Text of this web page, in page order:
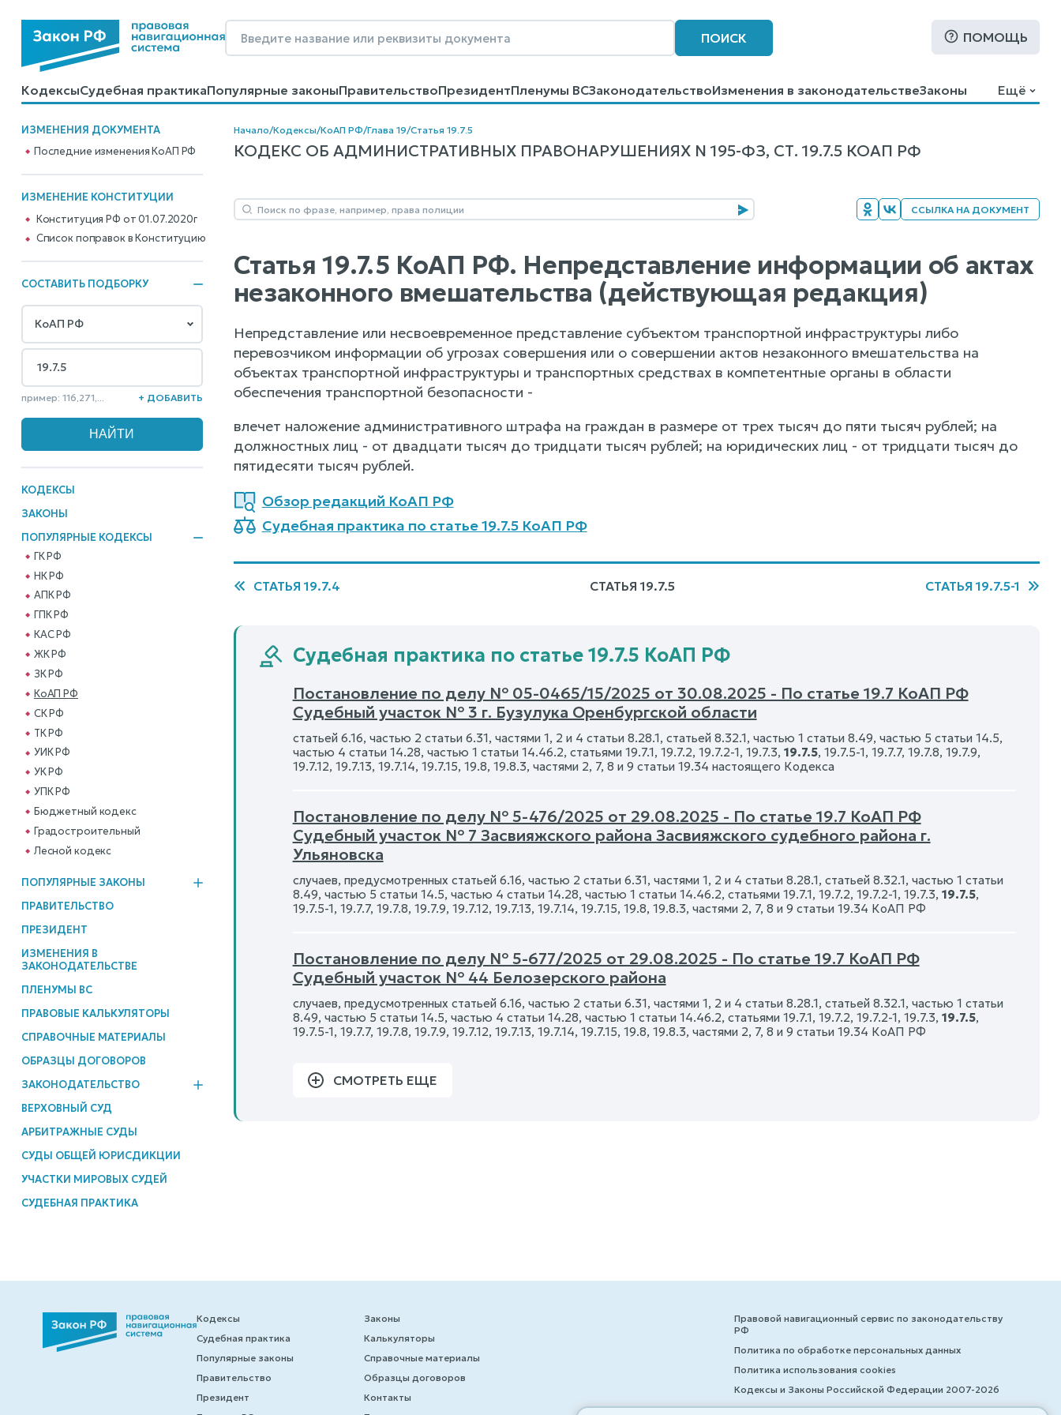
ПОИСК ПОМОЩЬ
КодексыСудебная практикаПопулярные законыПравительствоПрезидентПленумы ВСЗаконодательствоИзменения в законодательствеЗаконы
КалькуляторыСправочные материалыОбразцы договоровКонтактыПомощьПоиск
Ещё
ИЗМЕНЕНИЯ ДОКУМЕНТА
Последние изменения КоАП РФ
ИЗМЕНЕНИЕ КОНСТИТУЦИИ
Конституция РФ от 01.07.2020г
Cписок поправок в Конституцию
СОСТАВИТЬ ПОДБОРКУ
пример: 116,271,... + ДОБАВИТЬ
КОДЕКСЫ
ЗАКОНЫ
ПОПУЛЯРНЫЕ КОДЕКСЫ
ГК РФ
НК РФ
АПК РФ
ГПК РФ
КАС РФ
ЖК РФ
ЗК РФ
КоАП РФ
СК РФ
ТК РФ
УИК РФ
УК РФ
УПК РФ
Бюджетный кодекс
Градостроительный
Лесной кодекс
ПОПУЛЯРНЫЕ ЗАКОНЫ
ПРАВИТЕЛЬСТВО
ПРЕЗИДЕНТ
ИЗМЕНЕНИЯ В
ЗАКОНОДАТЕЛЬСТВЕ
ПЛЕНУМЫ ВС
ПРАВОВЫЕ КАЛЬКУЛЯТОРЫ
СПРАВОЧНЫЕ МАТЕРИАЛЫ
ОБРАЗЦЫ ДОГОВОРОВ
ЗАКОНОДАТЕЛЬСТВО
ВЕРХОВНЫЙ СУД
АРБИТРАЖНЫЕ СУДЫ
СУДЫ ОБЩЕЙ ЮРИСДИКЦИИ
УЧАСТКИ МИРОВЫХ СУДЕЙ
СУДЕБНАЯ ПРАКТИКА
Начало/Кодексы/КоАП РФ/Глава 19/Статья 19.7.5
КОДЕКС ОБ АДМИНИСТРАТИВНЫХ ПРАВОНАРУШЕНИЯХ N 195-ФЗ, СТ. 19.7.5 КОАП РФ
ССЫЛКА НА ДОКУМЕНТ
Статья 19.7.5 КоАП РФ. Непредставление информации об актах
незаконного вмешательства (действующая редакция)
Непредставление или несвоевременное представление субъектом транспортной инфраструктуры либо
перевозчиком информации об угрозах совершения или о совершении актов незаконного вмешательства на
объектах транспортной инфраструктуры и транспортных средствах в компетентные органы в области
обеспечения транспортной безопасности -
влечет наложение административного штрафа на граждан в размере от трех тысяч до пяти тысяч рублей; на
должностных лиц - от двадцати тысяч до тридцати тысяч рублей; на юридических лиц - от тридцати тысяч до
пятидесяти тысяч рублей.
Обзор редакций КоАП РФ
Судебная практика по статье 19.7.5 КоАП РФ
СТАТЬЯ 19.7.4 СТАТЬЯ 19.7.5 СТАТЬЯ 19.7.5-1
Судебная практика по статье 19.7.5 КоАП РФ
Постановление по делу № 05-0465/15/2025 от 30.08.2025 - По статье 19.7 КоАП РФ
Судебный участок № 3 г. Бузулука Оренбургской области
статьей 6.16, частью 2 статьи 6.31, частями 1, 2 и 4 статьи 8.28.1, статьей 8.32.1, частью 1 статьи 8.49, частью 5 статьи 14.5,
частью 4 статьи 14.28, частью 1 статьи 14.46.2, статьями 19.7.1, 19.7.2, 19.7.2-1, 19.7.3, 19.7.5, 19.7.5-1, 19.7.7, 19.7.8, 19.7.9,
19.7.12, 19.7.13, 19.7.14, 19.7.15, 19.8, 19.8.3, частями 2, 7, 8 и 9 статьи 19.34 настоящего Кодекса
Постановление по делу № 5-476/2025 от 29.08.2025 - По статье 19.7 КоАП РФ
Судебный участок № 7 Засвияжского района Засвияжского судебного района г.
Ульяновска
случаев, предусмотренных статьей 6.16, частью 2 статьи 6.31, частями 1, 2 и 4 статьи 8.28.1, статьей 8.32.1, частью 1 статьи
8.49, частью 5 статьи 14.5, частью 4 статьи 14.28, частью 1 статьи 14.46.2, статьями 19.7.1, 19.7.2, 19.7.2-1, 19.7.3, 19.7.5,
19.7.5-1, 19.7.7, 19.7.8, 19.7.9, 19.7.12, 19.7.13, 19.7.14, 19.7.15, 19.8, 19.8.3, частями 2, 7, 8 и 9 статьи 19.34 КоАП РФ
Постановление по делу № 5-677/2025 от 29.08.2025 - По статье 19.7 КоАП РФ
Судебный участок № 44 Белозерского района
случаев, предусмотренных статьей 6.16, частью 2 статьи 6.31, частями 1, 2 и 4 статьи 8.28.1, статьей 8.32.1, частью 1 статьи
8.49, частью 5 статьи 14.5, частью 4 статьи 14.28, частью 1 статьи 14.46.2, статьями 19.7.1, 19.7.2, 19.7.2-1, 19.7.3, 19.7.5,
19.7.5-1, 19.7.7, 19.7.8, 19.7.9, 19.7.12, 19.7.13, 19.7.14, 19.7.15, 19.8, 19.8.3, частями 2, 7, 8 и 9 статьи 19.34 КоАП РФ
СМОТРЕТЬ ЕЩЕ
Кодексы
Судебная практика
Популярные законы
Правительство
Президент
Законы
Калькуляторы
Справочные материалы
Образцы договоров
Контакты
Правовой навигационный сервис по законодательству
РФ
Политика по обработке персональных данных
Политика использования cookies
Кодексы и Законы Российской Федерации 2007-2026